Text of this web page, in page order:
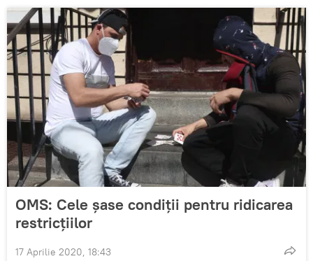
OMS: Cele şase condiţii pentru ridicarea
restricţiilor
17 Aprilie 2020, 18:43